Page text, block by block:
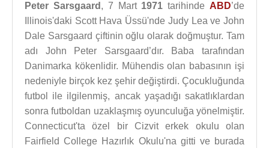
Peter Sarsgaard , 7 Mart 1971 tarihindeABD’de
Illinois'daki Scott Hava Üssü'nde Judy Lea ve John
Dale Sarsgaard çiftinin oğlu olarak doğmuştur. Tam
adı John Peter Sarsgaard’dır. Baba tarafından
Danimarka kökenlidir. Mühendis olan babasının işi
nedeniyle birçok kez şehir değiştirdi. Çocukluğunda
futbol ile ilgilenmiş, ancak yaşadığı sakatlıklardan
sonra futboldan uzaklaşmış oyunculuğa yönelmiştir.
Connecticut'ta özel bir Cizvit erkek okulu olan
Fairfield College Hazırlık Okulu'na gitti ve burada